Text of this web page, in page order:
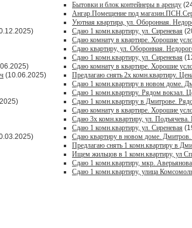
(10.06.2025)
Бытовки и блок контейнеры в аренду
Ангар.Помещение под
Уютная квартира, ул. Оборонная.
Сдаю 1 комн.квартиру, ул. Сиреневая
Сдаю комнату в квартире. Хорошие
Сдаю квартиру, ул. Оборонная.
Сдаю 1 комн.квартиру, ул. Сиреневая
Сдаю комнату в квартире. Хорошие
Предлагаю снять 2х комн.квартиру.
Сдаю 1 комн.квартиру в новом доме.
Сдаю 1 комн.квартиру. Рядом вокзал.
Сдаю 1 комн.квартиру в Дмитрове.
Сдаю комнату в квартире. Хорошие
Сдаю 3х комн.квартиру, ул. Подъячева.
Сдаю 1 комн.квартиру, ул. Сиреневая
Сдаю квартиру в новом доме. Дмитров.
Предлагаю снять 1 комн.квартиру в
Ищем жильцов в 1 комн.квартиру, ул
Сдаю 1 комн.квартиру, мкр.
Сдаю 1 комн.квартиру, улица